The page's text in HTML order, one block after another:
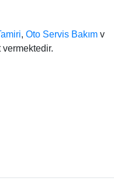
, Oto Servis Bakım v